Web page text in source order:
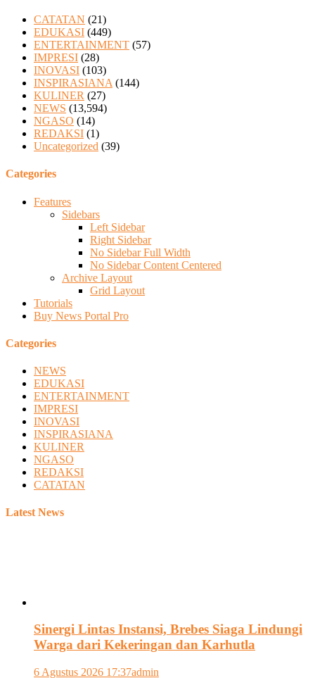
CATATAN (21)
EDUKASI (449)
ENTERTAINMENT (57)
IMPRESI (28)
INOVASI (103)
INSPIRASIANA (144)
KULINER (27)
NEWS (13,594)
NGASO (14)
REDAKSI (1)
Uncategorized (39)
Categories
Features
Sidebars
Left Sidebar
Right Sidebar
No Sidebar Full Width
No Sidebar Content Centered
Archive Layout
Grid Layout
Tutorials
Buy News Portal Pro
Categories
NEWS
EDUKASI
ENTERTAINMENT
IMPRESI
INOVASI
INSPIRASIANA
KULINER
NGASO
REDAKSI
CATATAN
Latest News
Sinergi Lintas Instansi, Brebes Siaga Lindungi
Warga dari Kekeringan dan Karhutla
6 Agustus 2026 17:37admin